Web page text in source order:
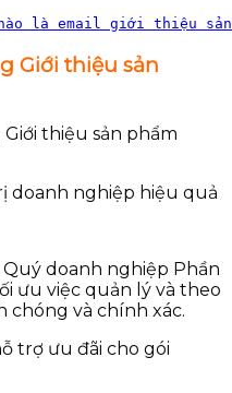
là email giới thiệu
Giới thiệu sản
doanh nghiệp hiệu quả
doanh nghiệp Phần
ưu việc quản lý và theo
chóng và chính xác.
trợ ưu đãi cho gói